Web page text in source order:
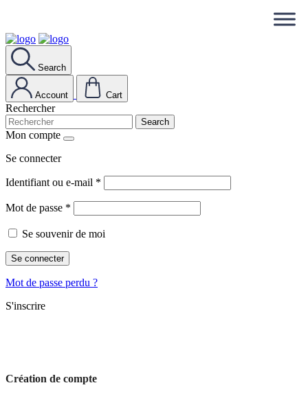
Search
Account Cart
Rechercher
Search
Mon compte
Se connecter
Identifiant ou e-mail *
Mot de passe *
Se souvenir de moi
Se connecter
Mot de passe perdu ?
S'inscrire
Création de compte